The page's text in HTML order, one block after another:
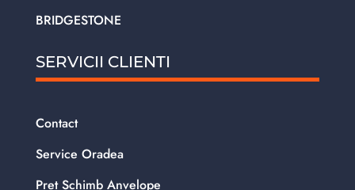
BRIDGESTONE
SERVICII CLIENTI
Contact
Service Oradea
Pret Schimb Anvelope